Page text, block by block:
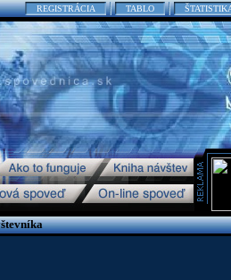
REGISTRÁCIA TABLO